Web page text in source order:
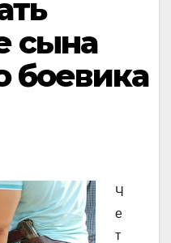
сына
боевика
Ч
е
т